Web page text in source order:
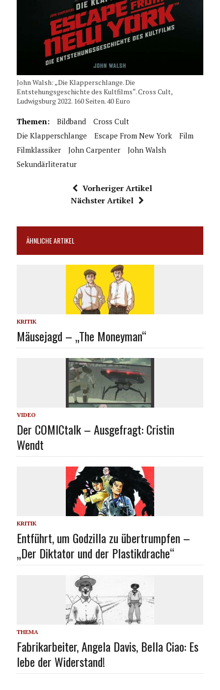
John Walsh: „Die Klapperschlange. Die
Entstehungsgeschichte des Kultfilms“. Cross Cult,
Ludwigsburg 2022. 160 Seiten. 40 Euro
Themen: Bildband
Cross Cult
Die Klapperschlange
Escape From New York
Film
Filmklassiker
John Carpenter
John Walsh
Sekundärliteratur
Vorheriger Artikel
Nächster Artikel
ÄHNLICHE ARTIKEL
KRITIK
Mäusejagd – „The Moneyman“
VIDEO
Der COMICtalk – Ausgefragt: Cristin
Wendt
KRITIK
Entführt, um Godzilla zu übertrumpfen –
„Der Diktator und der Plastikdrache“
THEMA
Fabrikarbeiter, Angela Davis, Bella Ciao: Es
lebe der Widerstand!